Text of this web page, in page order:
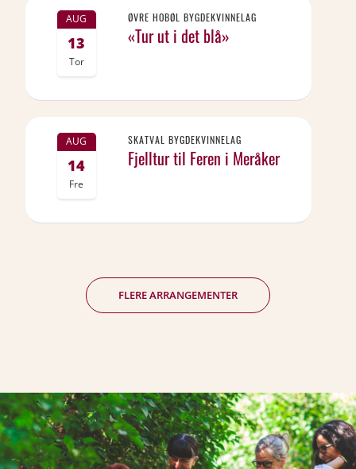
AUG
13
Tor
ØVRE HOBØL BYGDEKVINNELAG
«Tur ut i det blå»
AUG
14
Fre
SKATVAL BYGDEKVINNELAG
Fjelltur til Feren i Meråker
FLERE ARRANGEMENTER